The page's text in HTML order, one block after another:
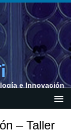
e Innovación
– Taller